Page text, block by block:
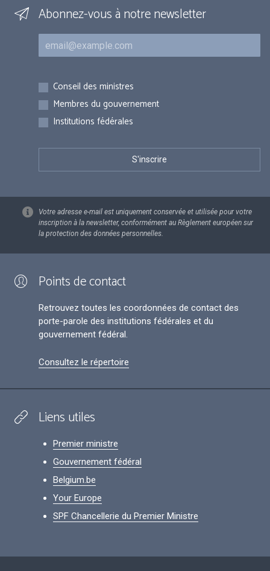
Abonnez-vous à notre newsletter
Courriel
Inscriptions
Conseil des ministres
Membres du gouvernement
Institutions fédérales
Votre adresse e-mail est uniquement conservée et utilisée pour votre
inscription à la newsletter, conformément au Règlement européen sur
la protection des données personnelles.
Points de contact
Retrouvez toutes les coordonnées de contact des
porte-parole des institutions fédérales et du
gouvernement fédéral.
Consultez le répertoire
Liens utiles
Premier ministre
Gouvernement fédéral
Belgium.be
Your Europe
SPF Chancellerie du Premier Ministre